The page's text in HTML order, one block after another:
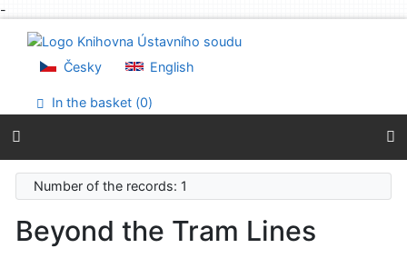
-
Go to menu
Accessibility declaration
Česky English
In the basket (0)
Number of the records: 1
Beyond the Tram Lines